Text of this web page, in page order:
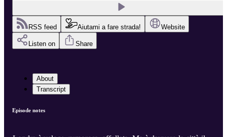
RSS feed Aiutami a fare strada! Website
Listen on Share
About
Transcript
Episode notes